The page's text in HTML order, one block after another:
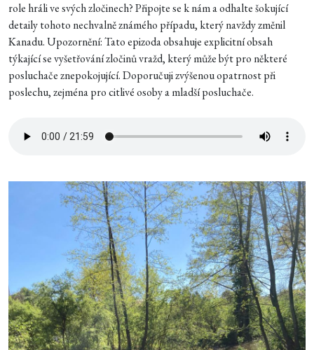
role hráli ve svých zločinech? Připojte se k nám a odhalte šokující
detaily tohoto nechvalně známého případu, který navždy změnil
Kanadu. Upozornění: Tato epizoda obsahuje explicitní obsah
týkající se vyšetřování zločinů vražd, který může být pro některé
posluchače znepokojující. Doporučuji zvýšenou opatrnost při
poslechu, zejména pro citlivé osoby a mladší posluchače.